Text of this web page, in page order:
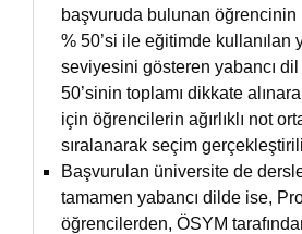
başvuruda bulunan öğrencinin
% 50’si ile eğitimde kullanılan
seviyesini gösteren yabancı dil
50’sinin toplamı dikkate
için öğrencilerin ağırlıklı not
sıralanarak seçim
Başvurulan üniversite de
tamamen yabancı dilde ise,
öğrencilerden, ÖSYM